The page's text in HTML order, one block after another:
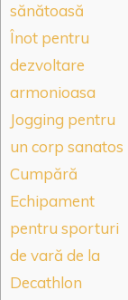
sănătoasă
Înot pentru
dezvoltare
armonioasa
Jogging pentru
un corp sanatos
Cumpără
Echipament
pentru sporturi
de vară de la
Decathlon